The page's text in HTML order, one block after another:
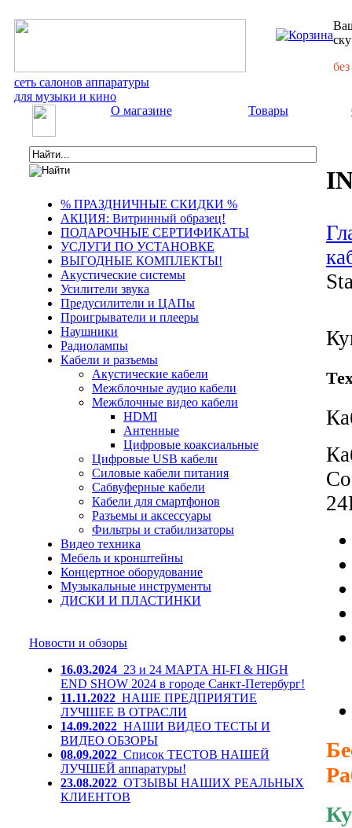
сеть салонов аппаратуры
для музыки и кино
О магазине Товары
% ПРАЗДНИЧНЫЕ СКИДКИ %
АКЦИЯ: Витринный образец!
ПОДАРОЧНЫЕ СЕРТИФИКАТЫ
УСЛУГИ ПО УСТАНОВКЕ
ВЫГОДНЫЕ КОМПЛЕКТЫ!
Акустические системы
Усилители звука
Предусилители и ЦАПы
Проигрыватели и плееры
Наушники
Радиолампы
Кабели и разъемы
Акустические кабели
Межблочные аудио кабели
Межблочные видео кабели
HDMI
Антенные
Цифровые коаксиальные
Цифровые USB кабели
Силовые кабели питания
Сабвуферные кабели
Кабели для смартфонов
Разъемы и аксессуары
Фильтры и стабилизаторы
Видео техника
Мебель и кронштейны
Концертное оборудование
Музыкальные инструменты
ДИСКИ И ПЛАСТИНКИ
Новости и обзоры
16.03.2024 23 и 24 МАРТА HI-FI & HIGH
END SHOW 2024 в городе Санкт-Петербург!
11.11.2022 НАШЕ ПРЕДПРИЯТИЕ
ЛУЧШЕЕ В ОТРАСЛИ
14.09.2022 НАШИ ВИДЕО ТЕСТЫ И
ВИДЕО ОБЗОРЫ
08.09.2022 Список ТЕСТОВ НАШЕЙ
ЛУЧШЕЙ аппаратуры!
23.08.2022 ОТЗЫВЫ НАШИХ РЕАЛЬНЫХ
КЛИЕНТОВ